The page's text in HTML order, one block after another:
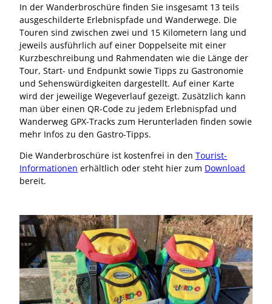
In der Wanderbroschüre finden Sie insgesamt 13 teils
ausgeschilderte Erlebnispfade und Wanderwege. Die
Touren sind zwischen zwei und 15 Kilometern lang und
jeweils ausführlich auf einer Doppelseite mit einer
Kurzbeschreibung und Rahmendaten wie die Länge der
Tour, Start- und Endpunkt sowie Tipps zu Gastronomie
und Sehenswürdigkeiten dargestellt. Auf einer Karte
wird der jeweilige Wegeverlauf gezeigt. Zusätzlich kann
man über einen QR-Code zu jedem Erlebnispfad und
Wanderweg GPX-Tracks zum Herunterladen finden sowie
mehr Infos zu den Gastro-Tipps.
Die Wanderbroschüre ist kostenfrei in den Tourist-
Informationen erhältlich oder steht hier zum Download
bereit.